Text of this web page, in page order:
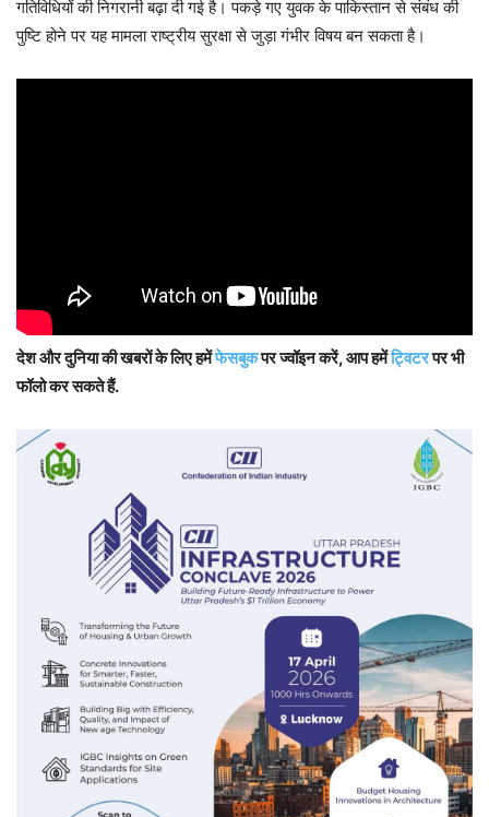
गतिविधियों की निगरानी बढ़ा दी गई है। पकड़े गए युवक के पाकिस्तान से संबंध की
पुष्टि होने पर यह मामला राष्ट्रीय सुरक्षा से जुड़ा गंभीर विषय बन सकता है।
देश और दुनिया की खबरों के लिए हमेंफेसबुकपर ज्वॉइन करें, आप हमेंट्विटरपर भी
फॉलो कर सकते हैं.